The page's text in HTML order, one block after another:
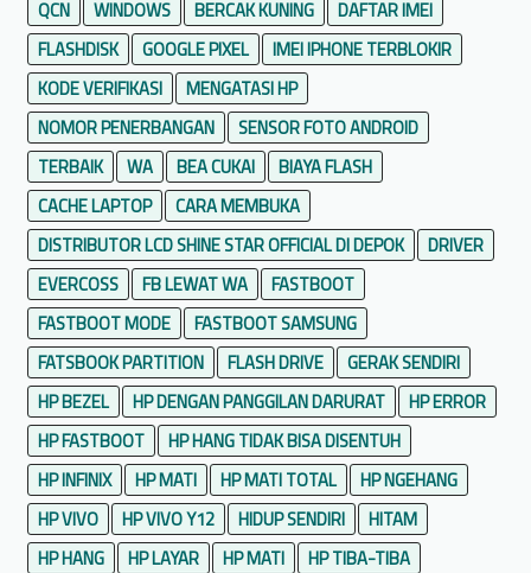
b
i
e
i
n
g
P
o
p
u
l
e
r
d
i
A
n
d
r
o
i
d
QCN
WINDOWS BERCAK KUNING
DAFTAR IMEI
FLASHDISK
GOOGLE PIXEL
IMEI IPHONE TERBLOKIR
KODE VERIFIKASI
MENGATASI HP
NOMOR PENERBANGAN
SENSOR FOTO ANDROID
TERBAIK
WA BEA CUKAI
BIAYA FLASH
CACHE LAPTOP
CARA MEMBUKA
DISTRIBUTOR LCD SHINE STAR OFFICIAL DI DEPOK
DRIVER
EVERCOSS
FB LEWAT WA
FASTBOOT
FASTBOOT MODE
FASTBOOT SAMSUNG
FATSBOOK PARTITION
FLASH DRIVE
GERAK SENDIRI
HP BEZEL
HP DENGAN PANGGILAN DARURAT
HP ERROR
HP FASTBOOT
HP HANG TIDAK BISA DISENTUH
HP INFINIX
HP MATI HP MATI TOTAL
HP NGEHANG
HP VIVO
HP VIVO Y12 HIDUP SENDIRI
HITAM
HP HANG
HP LAYAR HP MATI
HP TIBA-TIBA